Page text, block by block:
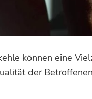
können eine
der